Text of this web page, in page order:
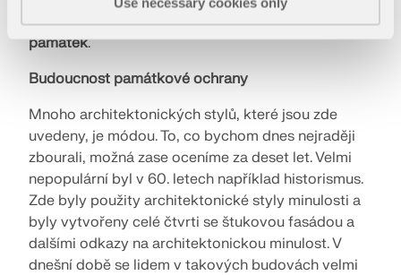
učinit, se zapojilaNadační fond na ochranu
památek.
Budoucnost památkové ochrany
Mnoho architektonických stylů, které jsou zde
uvedeny, je módou. To, co bychom dnes nejraději
zbourali, možná zase oceníme za deset let. Velmi
nepopulární byl v 60. letech například historismus.
Zde byly použity architektonické styly minulosti a
byly vytvořeny celé čtvrti se štukovou fasádou a
dalšími odkazy na architektonickou minulost. V
dnešní době se lidem v takových budovách velmi